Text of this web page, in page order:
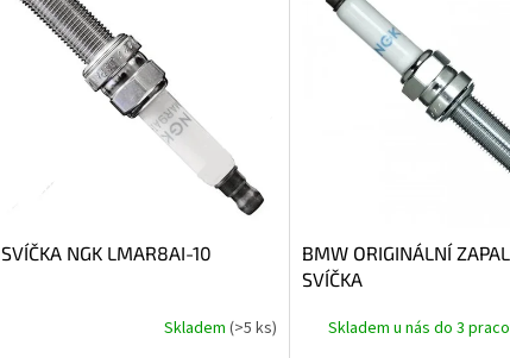
SVÍČKA NGK LMAR8AI-10
Skladem (>5 ks)
BMW ORIGINÁLNÍ
SVÍČKA
Skladem u nás do 3